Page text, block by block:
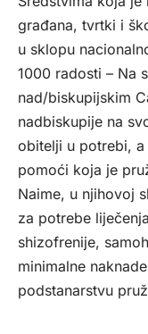
građana, tvrtki i
u sklopu
1000 radosti – Na
nad/biskupijskim
nadbiskupije na
obitelji u potrebi,
pomoći koja je
Naime, u njihovoj
za potrebe
shizofrenije,
minimalne
podstanarstvu